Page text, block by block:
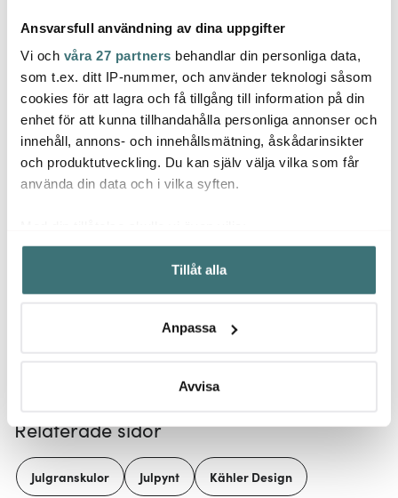
Ansvarsfull användning av dina uppgifter
Vi och våra 27 partners behandlar din personliga data,
som t.ex. ditt IP-nummer, och använder teknologi såsom
cookies för att lagra och få tillgång till information på din
enhet för att kunna tillhandahålla personliga annonser och
innehåll, annons- och innehållsmätning, åskådarinsikter
och produktutveckling. Du kan själv välja vilka som får
använda din data och i vilka syften.
Samla in information om din geografiska plats som
kan ha en noggrannhet på upp till flera meter
Identifiera din enhet genom att aktivt skanna den för
Ta reda på mer om hur dina personliga uppgifter
Du kan ändra eller dra tillbaka ditt samtycke när som
ska anpassas efter det som vi tror att du tycker om. Det
gör också att vi kan analysera vår trafik och göra
Tillåt alla
Anpassa
Avvisa
Kähler
Pepparkakshus
ljuslykta Large Brun
302 kr 549 kr
I lager
Kähler
Urbania Ljuslykta 18 cm
Kyrka
279 kr 399 kr
Få i lager
Låt dig inspireras av våra kunder
Relaterade sidor
Julgranskulor Julpynt Kähler Design